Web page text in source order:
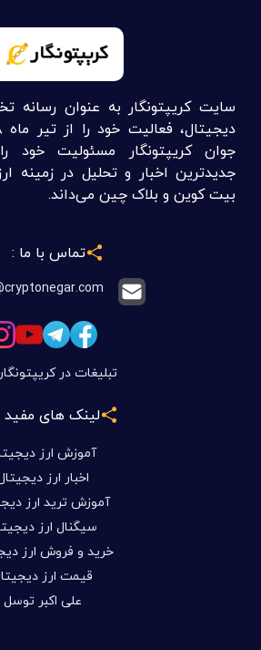
سایت کریپتونگار به عنوان رسانه
جوان کریپتونگار مسئولیت خود
جدیدترین اخبار و تحلیل در زمینه
بیت کوین و بلاک چین می‌داند.
تماس با ما :
تبلیغات در کریپتونگار
لینک های مفید
آموزش ارز
اخبار ارز
آموزش ترید ارز
سیگنال ارز
خرید و فروش ارز
قیمت ارز
علی اکبر توسل